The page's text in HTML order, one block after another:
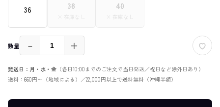
36 38
× 在庫なし
40
× 在庫なし
数量 － ＋
発送日：月・水・金 （各日10:00までのご注文で当日発送／祝日など除外日あり）
送料：660円〜（地域による）／22,000円以上で送料無料（沖縄半額）